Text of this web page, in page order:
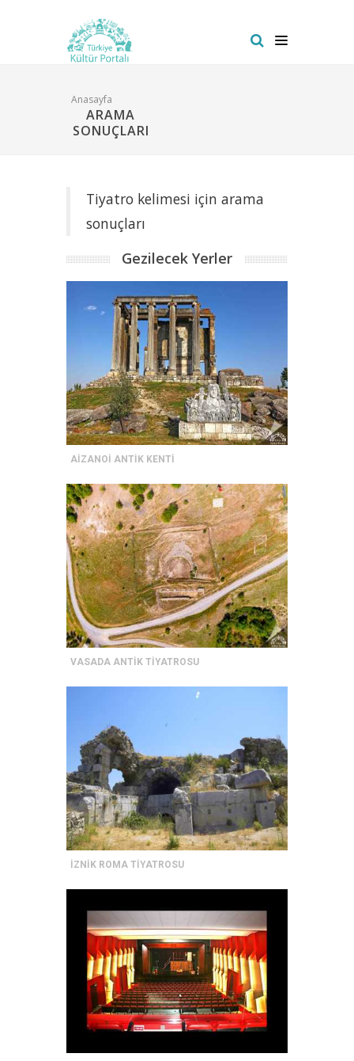
Anasayfa
ARAMA
SONUÇLARI
Tiyatro kelimesi için arama
sonuçları
Gezilecek Yerler
AİZANOİ ANTİK KENTİ
VASADA ANTİK TİYATROSU
İZNİK ROMA TİYATROSU